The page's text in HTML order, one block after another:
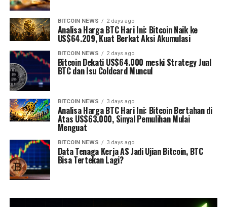
BITCOIN NEWS 2 days ago
Analisa Harga BTC Hari Ini: Bitcoin Naik ke
US$64.209, Kuat Berkat Aksi Akumulasi
BITCOIN NEWS 2 days ago
Bitcoin Dekati US$64.000 meski Strategy Jual
BTC dan Isu Coldcard Muncul
BITCOIN NEWS 3 days ago
Analisa Harga BTC Hari Ini: Bitcoin Bertahan di
Atas US$63.000, Sinyal Pemulihan Mulai
Menguat
BITCOIN NEWS 3 days ago
Data Tenaga Kerja AS Jadi Ujian Bitcoin, BTC
Bisa Tertekan Lagi?